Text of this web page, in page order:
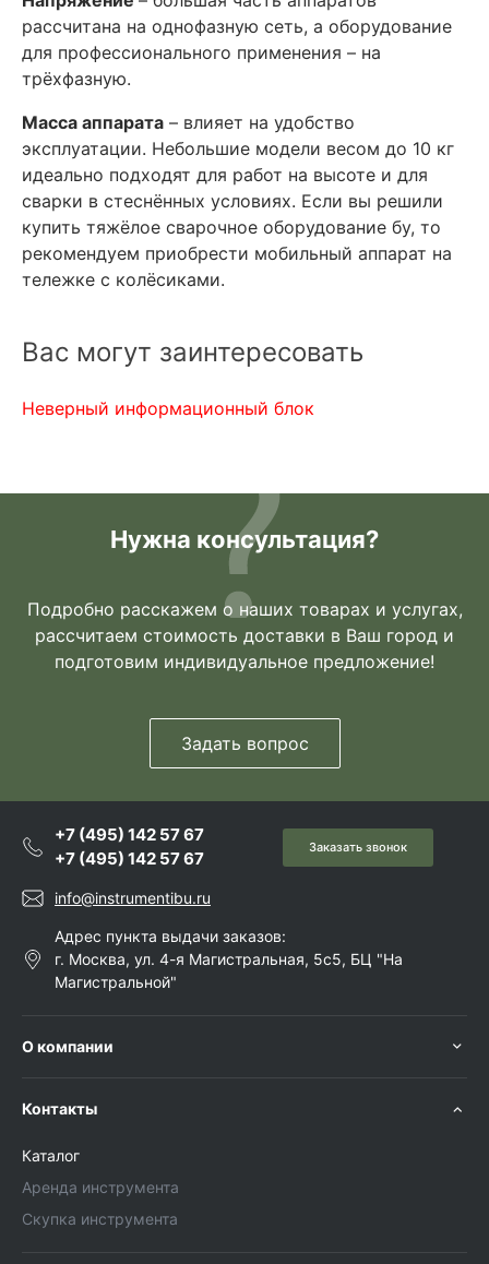
рассчитана на однофазную сеть, а оборудование
для профессионального применения – на
трёхфазную.
Масса аппарата – влияет на удобство
эксплуатации. Небольшие модели весом до 10 кг
идеально подходят для работ на высоте и для
сварки в стеснённых условиях. Если вы решили
купить тяжёлое сварочное оборудование бу, то
рекомендуем приобрести мобильный аппарат на
тележке с колёсиками.
Вас могут заинтересовать
Неверный информационный блок
Нужна консультация?
Подробно расскажем о наших товарах и услугах,
рассчитаем стоимость доставки в Ваш город и
подготовим индивидуальное предложение!
Задать вопрос
+7 (495) 142 57 67
+7 (495) 142 57 67
Заказать звонок
info@instrumentibu.ru
Адрес пункта выдачи заказов:
г. Москва, ул. 4-я Магистральная, 5с5, БЦ "На
Магистральной"
О компании
Контакты
Каталог
Аренда инструмента
Скупка инструмента